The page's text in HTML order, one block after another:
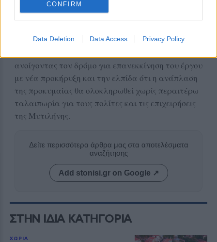
CONFIRM
Data Deletion Data Access Privacy Policy
Παρά τις αντιρρήσεις και τους προβληματισμούς
αποφάσισε ομόφωνα να διακόψει τη σύμβαση με
ανοίγοντας τον δρόμο για επανεκκίνηση του έργου
με νέα προκήρυξη και την ελπίδα ότι η ανάπλαση
της προκυμαίας θα ολοκληρωθεί χωρίς περαιτέρω
ταλαιπωρία για τους πολίτες και τις επιχειρήσεις
της Μυτιλήνης.
Δείτε περισσότερα άρθρα μας στα αποτελέσματα
αναζήτησης
Add stonisi.gr on Google ↗
ΣΤΗΝ ΙΔΙΑ ΚΑΤΗΓΟΡΙΑ
ΧΩΡΙΑ